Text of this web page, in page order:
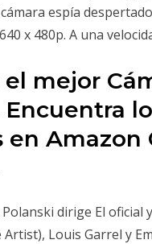
espía
x 480p. A una
mejor
en Amazon
Polanski dirige El
Artist), Louis Garrel y